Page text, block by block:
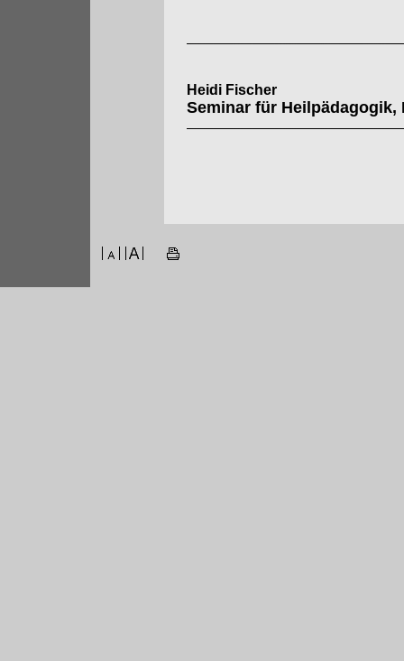
Heidi Fischer
Seminar für Heilpädagogik,